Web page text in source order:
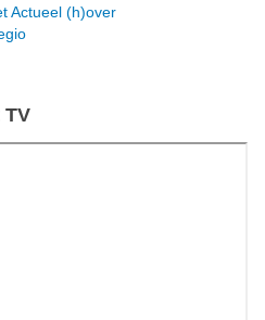
Actueel (h)over
TV